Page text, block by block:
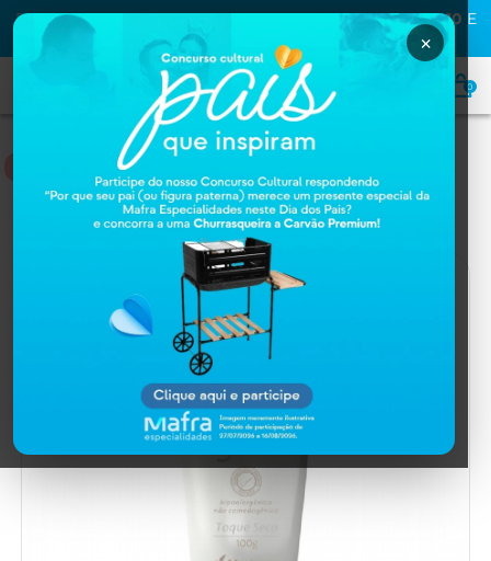
PRIMEIRA COMPRA NA MAFRA? USE O CUPOMMAFRA10 E
GANHE
0
DERMOCOSMÉTICOS
Home DERMOCOSMÉTICOS
×